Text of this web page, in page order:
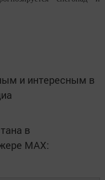
и интересным в
в
MАХ: